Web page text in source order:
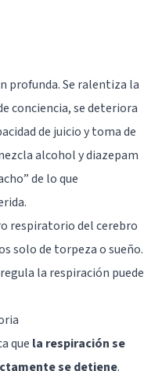
profunda. Se ralentiza la
conciencia, se deteriora
de juicio y toma de
alcohol y diazepam
de lo que
respiratorio del cerebro
solo de torpeza o sueño.
la respiración puede
que la respiración se
se detiene.